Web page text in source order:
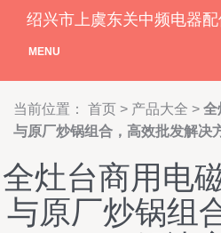
绍兴市上虞东关中频电器
MENU
当前位置： 首页 > 产品大全 > 全
与原厂炒锅组合，高效批发解决
全灶台商用电
与原厂炒锅组